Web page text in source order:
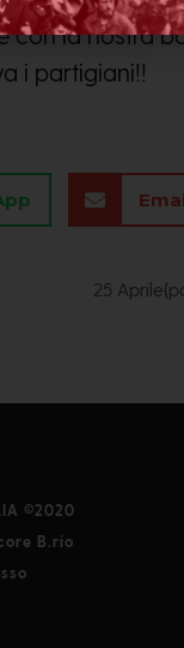
la nostra
i partigiani!!
25
©2020
B.rio